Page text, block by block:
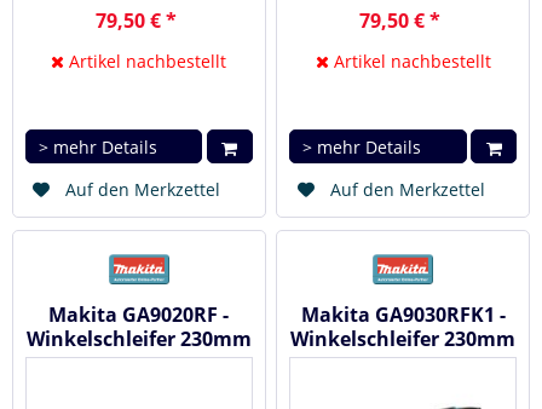
79,50 € *
Artikel nachbestellt
> mehr Details
Auf den Merkzettel
79,50 € *
Artikel nachbestellt
> mehr Details
Auf den Merkzettel
Makita GA9020RF -
Winkelschleifer 230mm
/ 2200 Watt
Makita GA9030RFK1 -
Winkelschleifer 230mm
/ 2400 Watt